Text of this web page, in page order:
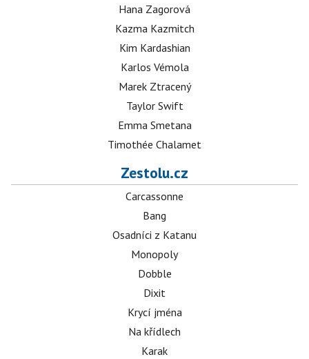
Hana Zagorová
Kazma Kazmitch
Kim Kardashian
Karlos Vémola
Marek Ztracený
Taylor Swift
Emma Smetana
Timothée Chalamet
Zestolu.cz
Carcassonne
Bang
Osadníci z Katanu
Monopoly
Dobble
Dixit
Krycí jména
Na křídlech
Karak